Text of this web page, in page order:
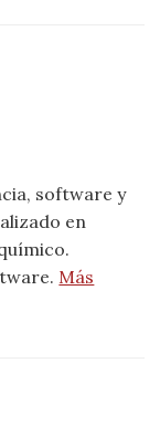
software y
en
Más